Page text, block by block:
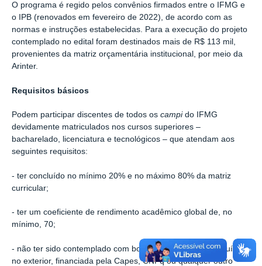
O programa é regido pelos convênios firmados entre o IFMG e
o IPB (renovados em fevereiro de 2022), de acordo com as
normas e instruções estabelecidas. Para a execução do projeto
contemplado no edital foram destinados mais de R$ 113 mil,
provenientes da matriz orçamentária institucional, por meio da
Arinter.
Requisitos básicos
Podem participar discentes de todos os campido IFMG
devidamente matriculados nos cursos superiores –
bacharelado, licenciatura e tecnológicos – que atendam aos
seguintes requisitos:
- ter concluído no mínimo 20% e no máximo 80% da matriz
curricular;
- ter um coeficiente de rendimento acadêmico global de, no
mínimo, 70;
- não ter sido contemplado com bolsa de graduação sanduíche
no exterior, financiada pela Capes, CNPq ou qualquer outro